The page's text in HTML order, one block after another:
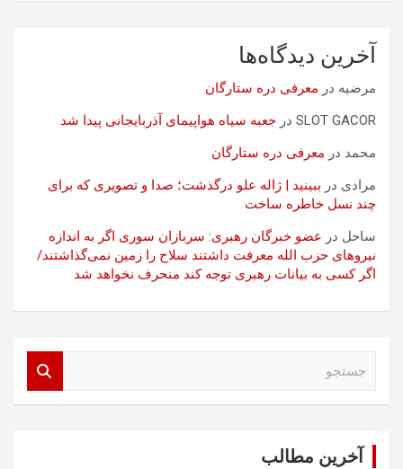
آخرین دیدگاه‌ها
مرضیه در معرفی دره ستارگان
SLOT GACOR در جعبه سیاه هواپیمای آذربایجانی پیدا شد
محمد در معرفی دره ستارگان
مرادی در ببینید | ژاله علو درگذشت؛ صدا و تصویری که برای
چند نسل خاطره ساخت
ساحل در عضو خبرگان رهبری: سربازان سوری اگر به اندازه
نیروهای حزب الله معرفت داشتند سلاح را زمین نمی‌گذاشتند/
اگر کسی به بیانات رهبری توجه کند منحرف نخواهد شد
آخرین مطالب